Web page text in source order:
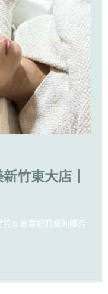
竹東大店｜
有確實把肌膚的髒污